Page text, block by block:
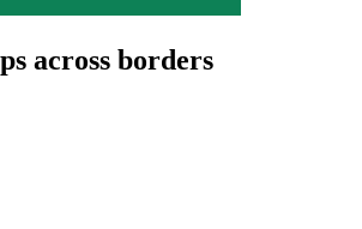
across borders